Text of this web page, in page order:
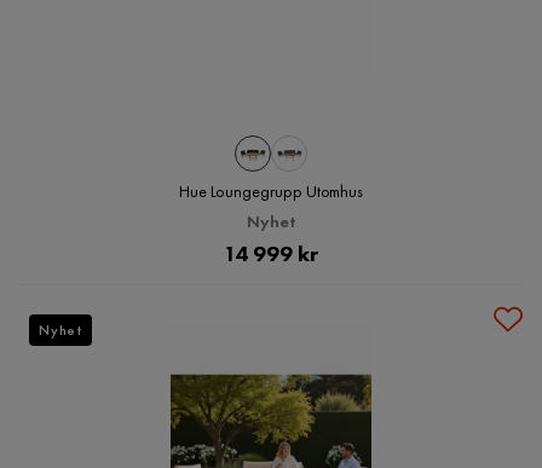
Hue Loungegrupp Utomhus
Nyhet
Pris
14 999 kr
Nyhet